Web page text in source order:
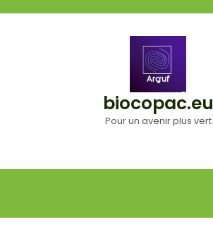
biocopac.eu
Pour un avenir plus vert